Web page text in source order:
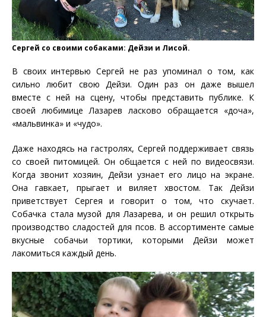
Сергей со своими собаками: Дейзи и Лисой.
В своих интервью Сергей не раз упоминал о том, как
сильно любит свою Дейзи. Один раз он даже вышел
вместе с ней на сцену, чтобы представить публике. К
своей любимице Лазарев ласково обращается «доча»,
«мальвинка» и «чудо».
Даже находясь на гастролях, Сергей поддерживает связь
со своей питомицей. Он общается с ней по видеосвязи.
Когда звонит хозяин, Дейзи узнает его лицо на экране.
Она гавкает, прыгает и виляет хвостом. Так Дейзи
приветствует Сергея и говорит о том, что скучает.
Собачка стала музой для Лазарева, и он решил открыть
производство сладостей для псов. В ассортименте самые
вкусные собачьи тортики, которыми Дейзи может
лакомиться каждый день.